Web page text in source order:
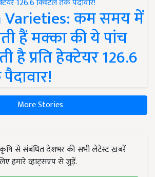
Varieties: कम समय में
हैं मक्का की ये पांच
है प्रति हेक्टेयर 126.6
More Stories
से संबंधित देशभर की सभी लेटेस्ट ख़बरें
हमारे व्हाट्सएप से जुड़ें.